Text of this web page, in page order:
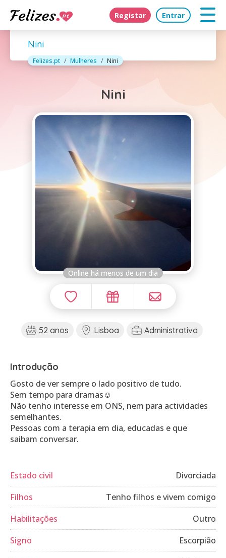
Registar Entrar
Nini
Felizes.pt Mulheres Nini
Nini
Online há menos de um dia
52 anos Lisboa Administrativa
Introdução
Gosto de ver sempre o lado positivo de tudo.
Sem tempo para dramas☺️
Não tenho interesse em ONS, nem para actividades
semelhantes.
Pessoas com a terapia em dia, educadas e que
Estado civil
Divorciada
Filhos
Tenho filhos e vivem comigo
Habilitações
Outro
Signo
Escorpião